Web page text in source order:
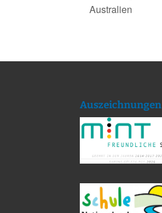
Australien
Auszeichnungen